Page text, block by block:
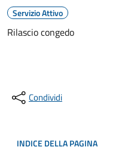
Servizio Attivo
Rilascio congedo
Condividi
INDICE DELLA PAGINA